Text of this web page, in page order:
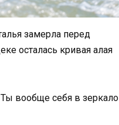
замерла перед
осталась кривая алая
вообще себя в зеркало